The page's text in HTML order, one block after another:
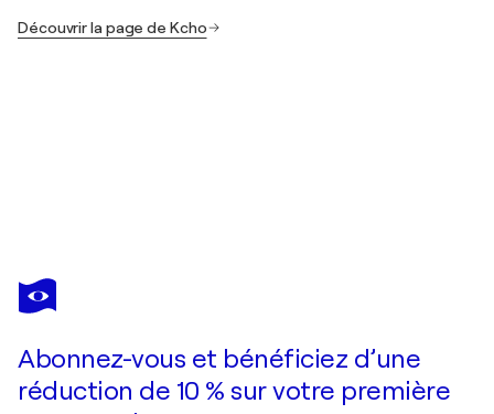
Découvrir la page de Kcho
KCHO
Regresa vida mia que te espero 4
Abonnez-vous et bénéficiez d’une
réduction de 10 % sur votre première